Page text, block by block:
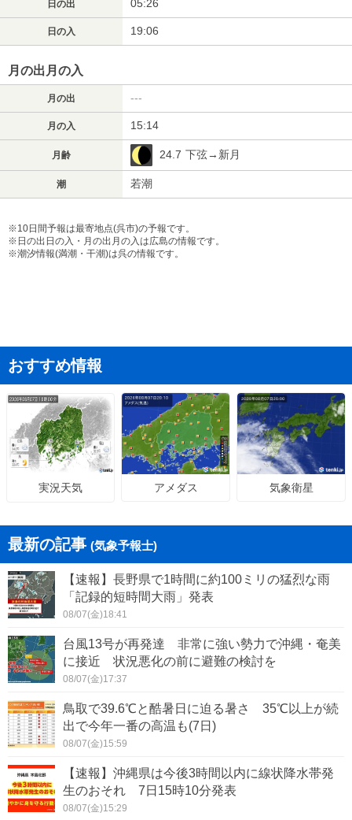
日の出 05:26
日の入 19:06
月の出月の入
月の出 ---
月の入 15:14
月齢 24.7 下弦→新月
潮 若潮
※10日間予報は最寄地点(呉市)の予報です。
※日の出日の入・月の出月の入は広島の情報です。
※潮汐情報(満潮・干潮)は呉の情報です。
おすすめ情報
実況天気 アメダス 気象衛星
最新の記事 (気象予報士)
【速報】長野県で1時間に約100ミリの猛烈な雨
「記録的短時間大雨」発表
08/07(金)18:41
台風13号が再発達 非常に強い勢力で沖縄・奄美
に接近 状況悪化の前に避難の検討を
08/07(金)17:37
鳥取で39.6℃と酷暑日に迫る暑さ 35℃以上が続
出で今年一番の高温も(7日)
08/07(金)15:59
【速報】沖縄県は今後3時間以内に線状降水帯発
生のおそれ 7日15時10分発表
08/07(金)15:29